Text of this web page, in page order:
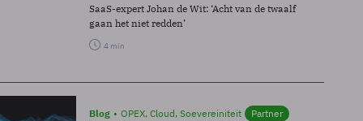
SaaS-expert Johan de Wit: ‘Acht van de twaalf
gaan het niet redden’
4 min
Blog OPEX, Cloud, Soevereiniteit Partner